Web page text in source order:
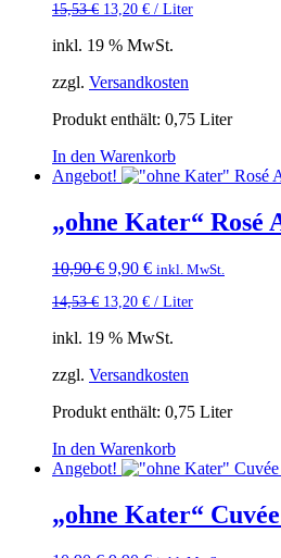
war:
ist:
15,53€ 13,20 € / Liter
inkl. 19 % MwSt.
zzgl. Versandkosten
Produkt enthält: 0,75 Liter
In den Warenkorb
Angebot!
„ohne Kater“ Rosé
10,90€ Ursprünglicher
war:
9,90 €Aktueller
ist:
inkl. MwSt.
14,53€ 13,20 € / Liter
inkl. 19 % MwSt.
zzgl. Versandkosten
Produkt enthält: 0,75 Liter
In den Warenkorb
Angebot!
„ohne Kater“